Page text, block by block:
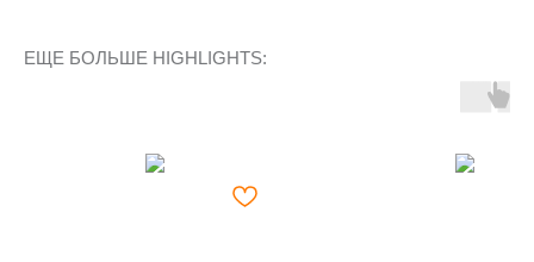
ЕЩЕ БОЛЬШЕ HIGHLIGHTS: